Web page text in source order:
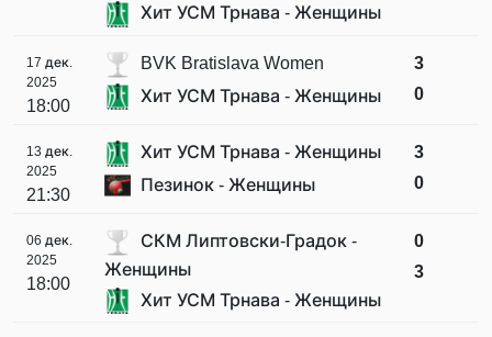
Хит УСМ Трнава - Женщины
17 дек.
2025
18:00
BVK Bratislava Women
Хит УСМ Трнава - Женщины
3
0
13 дек.
2025
21:30
Хит УСМ Трнава - Женщины
Пезинок - Женщины
3
0
06 дек.
2025
18:00
СКМ Липтовски-Градок -
Женщины
Хит УСМ Трнава - Женщины
0
3